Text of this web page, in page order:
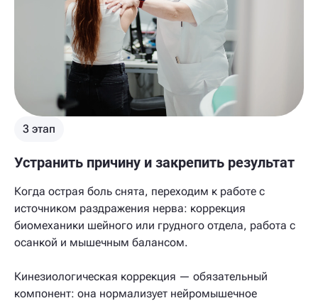
3 этап
Устранить причину и закрепить результат
Когда острая боль снята, переходим к работе с
источником раздражения нерва: коррекция
биомеханики шейного или грудного отдела, работа с
осанкой и мышечным балансом.
Кинезиологическая коррекция — обязательный
компонент: она нормализует нейромышечное